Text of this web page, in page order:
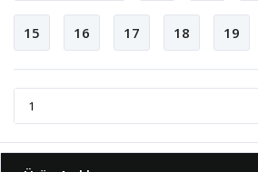
15 16 17 18 19